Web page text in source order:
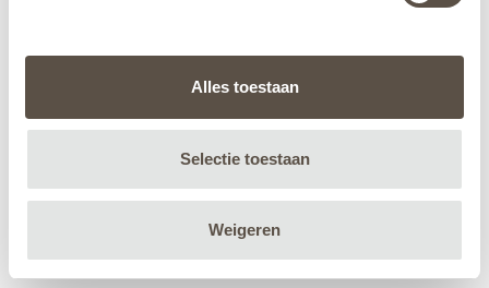
Alles toestaan
Selectie toestaan
Weigeren